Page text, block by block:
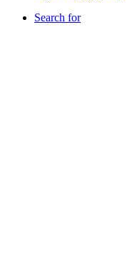
Search for